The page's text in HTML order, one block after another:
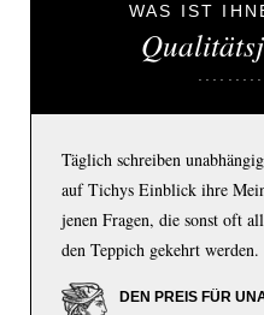
WAS IST
Täglich schreiben
auf Tichys Einblick ihre
jenen Fragen, die sonst oft
den Teppich gekehrt werden.
DEN PREIS FÜR